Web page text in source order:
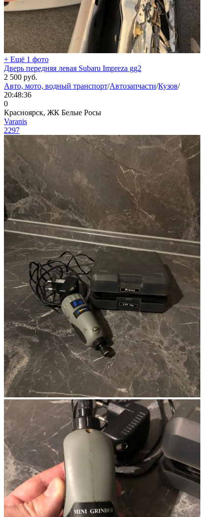
+ Ещё 1 фото
Дверь передняя левая Subaru Impreza gg2
2 500 руб.
Авто, мото, водный транспорт/Автозапчасти/Кузов/
20:48:36
0
Красноярск, ЖК Белые Росы
Varanis
2297